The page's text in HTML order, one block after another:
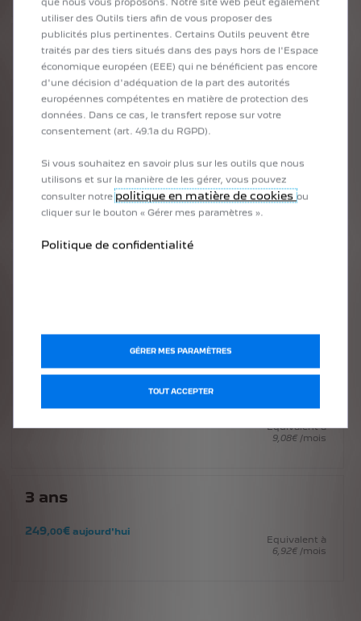
An
,00€aujourd'hui
Equivalent à
8,25€/mois
An
,00€aujourd'hui
Equivalent à
Equivalent à
9,08€ /mois
3 ans
249,00€ aujourd'hui
Equivalent à
6,92€ /mois
utiliser des Outils tiers afin de vous proposer des
publicités plus pertinentes. Certains Outils peuvent être
traités par des tiers situés dans des pays hors de l'Espace
économique européen (EEE) qui ne bénéficient pas encore
d'une décision d'adéquation de la part des autorités
européennes compétentes en matière de protection des
données. Dans ce cas, le transfert repose sur votre
consentement (art. 49.1a du RGPD).
Si vous souhaitez en savoir plus sur les outils que nous
utilisons et sur la manière de les gérer, vous pouvez
consulter notre politique en matière de cookies ou
cliquer sur le bouton « Gérer mes paramètres ».
Politique de confidentialité
GÉRER MES PARAMÈTRES
TOUT ACCEPTER